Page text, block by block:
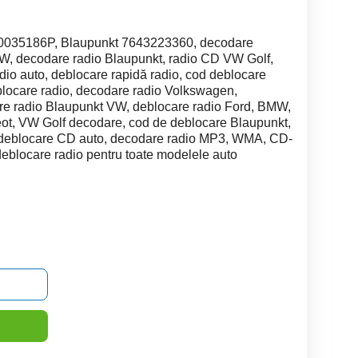
Blaupunkt 7643223360, decodare
decodare radio Blaupunkt, radio CD VW Golf,
auto, deblocare rapidă radio, cod deblocare
radio, decodare radio Volkswagen,
radio Blaupunkt VW, deblocare radio Ford, BMW,
VW Golf decodare, cod de deblocare Blaupunkt,
CD auto, decodare radio MP3, WMA, CD-
radio pentru toate modelele auto